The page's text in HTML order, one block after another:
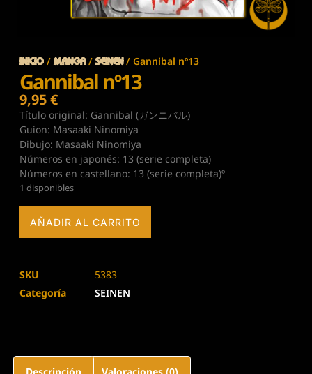
Inicio / MANGA/ SEINEN/ Gannibal nº13
Gannibal nº13
9,95€
Título original: Gannibal (ガンニバル)
Guion: Masaaki Ninomiya
Dibujo: Masaaki Ninomiya
Números en japonés: 13 (serie completa)
Números en castellano: 13 (serie completa)º
1 disponibles
AÑADIR AL CARRITO
SKU
5383
Categoría
SEINEN